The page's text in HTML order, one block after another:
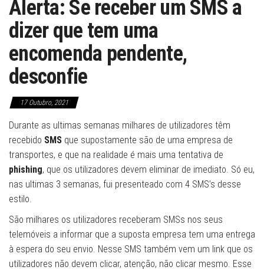
Alerta: Se receber um SMS a
dizer que tem uma
encomenda pendente,
desconfie
17 Outubro, 2021
Durante as ultimas semanas milhares de utilizadores têm
recebido SMS que supostamente são de uma empresa de
transportes, e que na realidade é mais uma tentativa de
phishing, que os utilizadores devem eliminar de imediato. Só eu,
nas ultimas 3 semanas, fui presenteado com 4 SMS’s desse
estilo.
São milhares os utilizadores receberam SMSs nos seus
telemóveis a informar que a suposta empresa tem uma entrega
à espera do seu envio. Nesse SMS também vem um link que os
utilizadores não devem clicar, atenção, não clicar mesmo. Esse